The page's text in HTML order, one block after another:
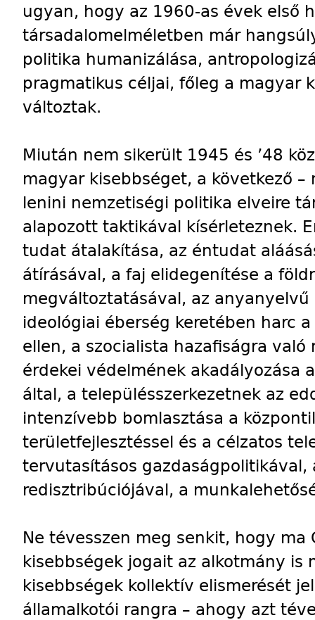
ugyan, hogy az 1960-as évek első
társadalomelméletben már
politika humanizálása,
pragmatikus céljai, főleg a magyar
változtak.
Miután nem sikerült 1945 és ’48
magyar kisebbséget, a következő
lenini nemzetiségi politika elveire
alapozott taktikával kísérleteznek.
tudat átalakítása, az éntudat
átírásával, a faj elidegenítése a
megváltoztatásával, az
ideológiai éberség keretében harc
ellen, a szocialista hazafiságra való
érdekei védelmének akadályozása
által, a településszerkezetnek az
intenzívebb bomlasztása a
területfejlesztéssel és a célzatos
tervutasításos gazdaságpolitikával,
redisztribúciójával, a
Ne tévesszen meg senkit, hogy ma
kisebbségek jogait az alkotmány is
kisebbségek kollektív elismerését
államalkotói rangra – ahogy azt